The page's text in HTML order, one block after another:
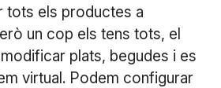
tots els productes a
un cop els tens tots, el
plats, begudes i es
virtual. Podem configurar